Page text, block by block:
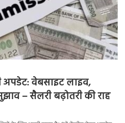
वेबसाइट लाइव,
– सैलरी बढ़ोतरी की राह